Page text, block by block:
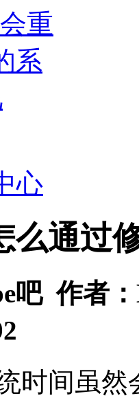
心
么通过
吧作者：
时间虽